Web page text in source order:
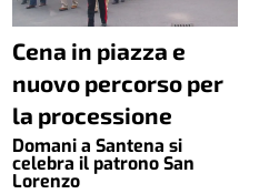
Cena in piazza e
nuovo percorso per
la processione
Domani a Santena si
celebra il patrono San
Lorenzo